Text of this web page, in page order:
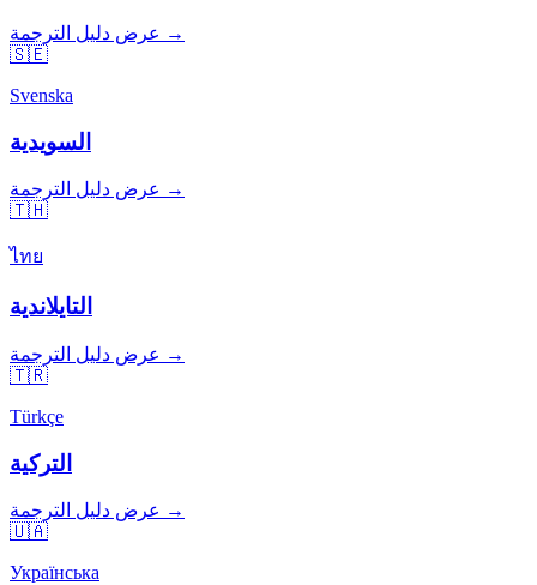
عرض دليل الترجمة →
🇸🇪
Svenska
السويدية
عرض دليل الترجمة →
🇹🇭
ไทย
التايلاندية
عرض دليل الترجمة →
🇹🇷
Türkçe
التركية
عرض دليل الترجمة →
🇺🇦
Українська